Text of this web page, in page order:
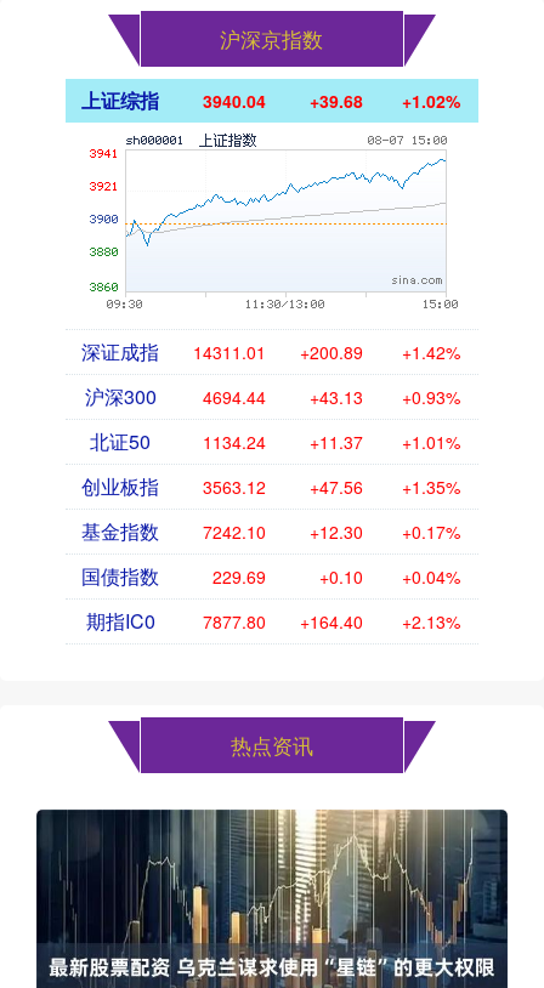
沪深京指数
上证综指 3940.04 +39.68 +1.02%
深证成指 14311.01 +200.89 +1.42%
沪深300 4694.44 +43.13 +0.93%
北证50 1134.24 +11.37 +1.01%
创业板指 3563.12 +47.56 +1.35%
基金指数 7242.10 +12.30 +0.17%
国债指数 229.69 +0.10 +0.04%
期指IC0 7877.80 +164.40 +2.13%
热点资讯